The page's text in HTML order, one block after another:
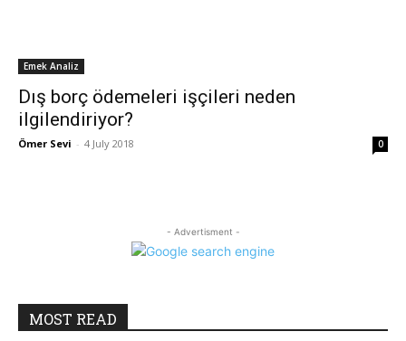
Emek Analiz
Dış borç ödemeleri işçileri neden
ilgilendiriyor?
Ömer Sevi - 4 July 2018 0
- Advertisment -
MOST READ